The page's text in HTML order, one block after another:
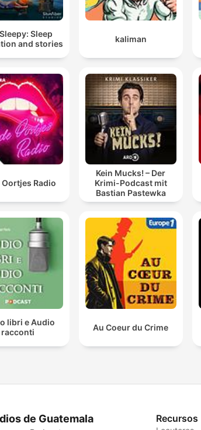
Sleep
and stories
kaliman
Oortjes Radio
Kein Mucks! – Der
Krimi-Podcast mit
Bastian Pastewka
libri e Audio
racconti
Au Coeur du Crime
de Guatemala Recursos